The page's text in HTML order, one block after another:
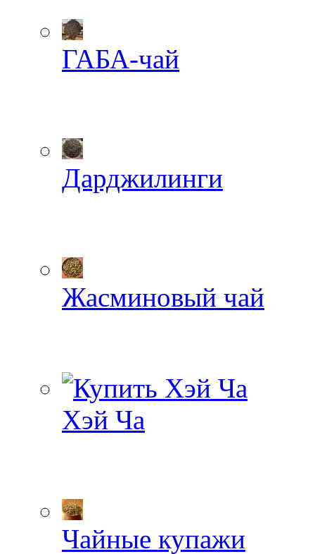
ГАБА-чай
Дарджилинги
Жасминовый чай
Хэй Ча
Чайные купажи